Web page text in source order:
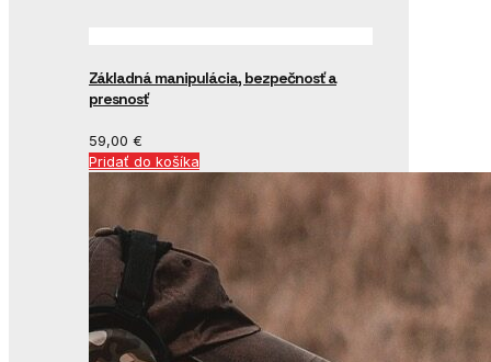
Základná manipulácia, bezpečnosť a
presnosť
59,00 €
Pridať do košíka